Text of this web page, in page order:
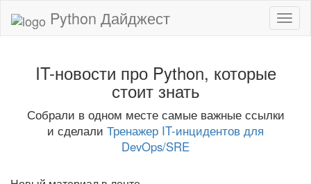
Python Дайджест
IT-новости про Python, которые
стоит знать
Собрали в одном месте самые важные ссылки
и сделали Тренажер IT-инцидентов для
DevOps/SRE